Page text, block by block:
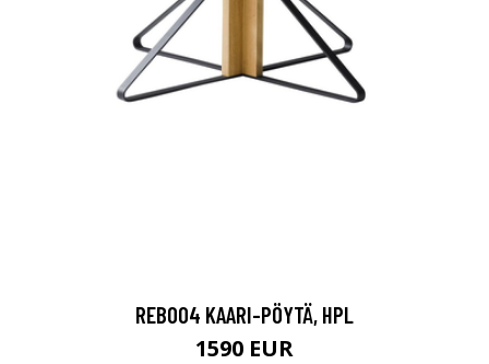
REB004 KAARI-PÖYTÄ, HPL
1590 EUR